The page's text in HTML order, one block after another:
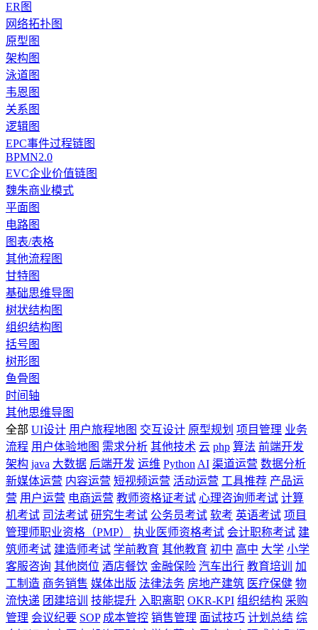
ER图
网络拓扑图
原型图
架构图
泳道图
韦恩图
关系图
逻辑图
EPC事件过程链图
BPMN2.0
EVC企业价值链图
魏朱商业模式
平面图
电路图
图表/表格
其他流程图
甘特图
基础思维导图
树状结构图
组织结构图
括号图
树形图
鱼骨图
时间轴
其他思维导图
全部 UI设计 用户旅程地图 交互设计 原型规划 项目管理 业务
流程 用户体验地图 需求分析 其他技术 云 php 算法 前端开发
架构 java 大数据 后端开发 运维 Python AI 渠道运营 数据分析
新媒体运营 内容运营 短视频运营 活动运营 工具推荐 产品运
营 用户运营 电商运营 教师资格证考试 心理咨询师考试 计算
机考试 司法考试 研究生考试 公务员考试 软考 英语考试 项目
管理师职业资格（PMP）
执业医师资格考试 会计职称考试 建
筑师考试 建造师考试 学前教育 其他教育 初中 高中 大学 小学
客服咨询 其他岗位 酒店餐饮 金融保险 汽车出行 教育培训
加
工制造 商务销售 媒体出版 法律法务 房地产建筑 医疗保健 物
流快递 团建培训 技能提升 入职离职 OKR-KPI 组织结构 采购
管理 会议纪要 SOP 成本管控 销售管理 面试技巧 计划总结 综